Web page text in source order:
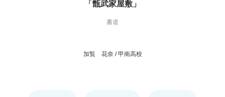
「甑武家屋敷」
書道
加覧 花奈 / 甲南高校